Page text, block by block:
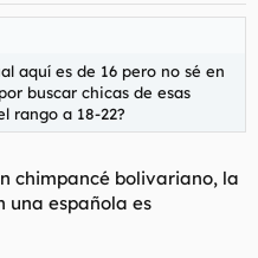
aquí es de 16 pero no sé en
buscar chicas de esas
rango a 18-22?
chimpancé bolivariano, la
una española es